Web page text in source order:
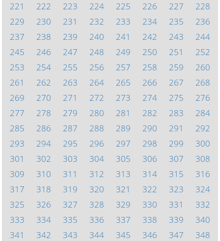
221
222 223 224 225 226 227
228
229
230 231 232 233 234 235
236
237
238 239 240 241 242 243
244
245
246 247 248 249 250 251
252
253
254 255 256 257 258 259
260
261
262 263 264 265 266 267
268
269
270 271 272 273 274 275
276
277
278 279 280 281 282 283
284
285
286 287 288 289 290 291
292
293
294 295 296 297 298 299
300
301
302 303 304 305 306 307
308
309
310 311 312 313 314 315
316
317
318 319 320 321 322 323
324
325
326 327 328 329 330 331
332
333
334 335 336 337 338 339
340
341
342 343 344 345 346 347
348